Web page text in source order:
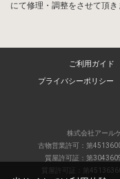
にて修理・調整をさせて頂
ご利用ガイド
プライバシーポリシー
株式会社アール
古物営業許可：第
質屋許可証：第
質屋許可証：第